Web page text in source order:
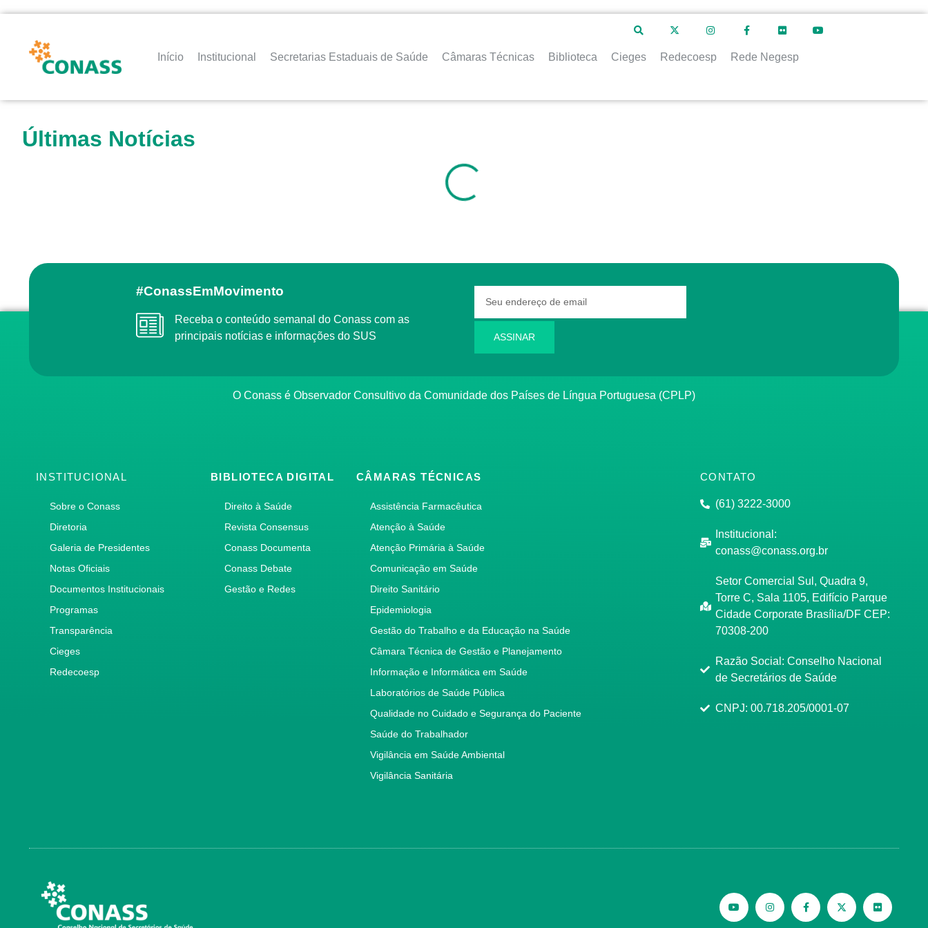
Início Institucional Secretarias Estaduais de Saúde Câmaras Técnicas Biblioteca Cieges Redecoesp Rede Negesp
Últimas Notícias
#ConassEmMovimento
Receba o conteúdo semanal do Conass com as
principais notícias e informações do SUS
ASSINAR
O Conass é Observador Consultivo da Comunidade dos Países de Língua Portuguesa (CPLP)
INSTITUCIONAL
Sobre o Conass
Diretoria
Galeria de Presidentes
Notas Oficiais
Documentos Institucionais
Programas
Transparência
Cieges
Redecoesp
BIBLIOTECA DIGITAL
Direito à Saúde
Revista Consensus
Conass Documenta
Conass Debate
Gestão e Redes
CÂMARAS TÉCNICAS
Assistência Farmacêutica
Atenção à Saúde
Atenção Primária à Saúde
Comunicação em Saúde
Direito Sanitário
Epidemiologia
Gestão do Trabalho e da Educação na Saúde
Câmara Técnica de Gestão e Planejamento
Informação e Informática em Saúde
Laboratórios de Saúde Pública
Qualidade no Cuidado e Segurança do Paciente
Saúde do Trabalhador
Vigilância em Saúde Ambiental
Vigilância Sanitária
CONTATO
(61) 3222-3000
Institucional:
conass@conass.org.br
Setor Comercial Sul, Quadra 9,
Torre C, Sala 1105, Edifício Parque
Cidade Corporate Brasília/DF CEP:
70308-200
Razão Social: Conselho Nacional
de Secretários de Saúde
CNPJ: 00.718.205/0001-07